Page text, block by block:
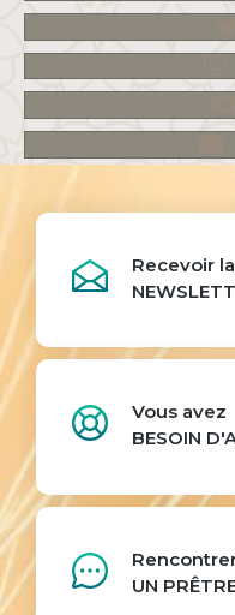
Recevoir la
Vous avez
BESOIN
UN